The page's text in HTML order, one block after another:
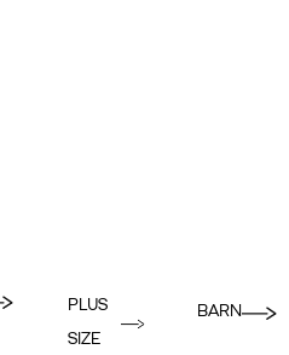
PLUS
SIZE
BARN